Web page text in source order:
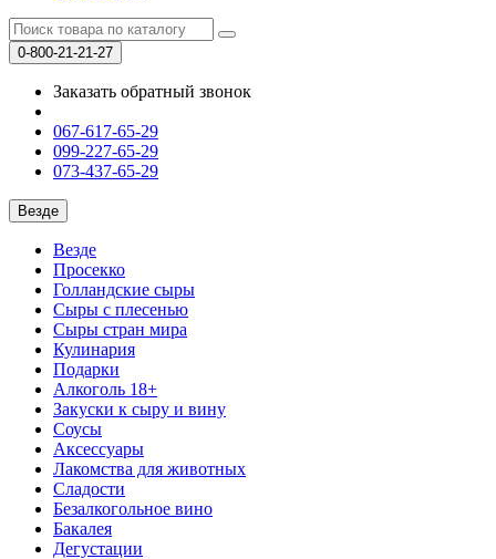
0-800-21-21-27
Заказать обратный звонок
067-617-65-29
099-227-65-29
073-437-65-29
Везде
Везде
Просекко
Голландские сыры
Сыры с плесенью
Сыры стран мира
Кулинария
Подарки
Алкоголь 18+
Закуски к сыру и вину
Соусы
Аксессуары
Лакомства для животных
Сладости
Безалкогольное вино
Бакалея
Дегустации